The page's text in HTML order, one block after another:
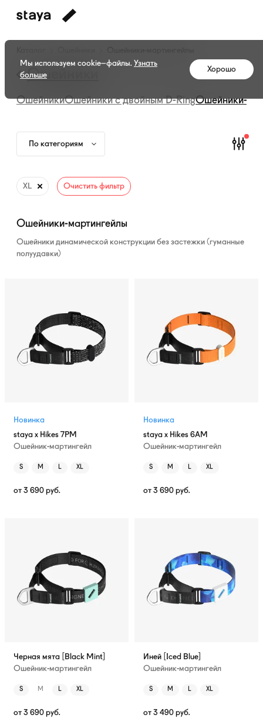
Каталог
амуниции
—
Ошейники-
мартингейлы
Ошейники
ОшейникиОшейники с двойнымD-RingОшейники-
По категориям
XL Очистить фильтр
Ошейники-мартингейлы
Ошейники динамической конструкции без застежки (гуманные
полуудавки)
Новинка
staya x Hikes 7PM
Ошейник-мартингейл
S M L XL
от 3 690 руб.
Новинка
staya x Hikes 6AM
Ошейник-мартингейл
S M L XL
от 3 690 руб.
Черная мята [Black Mint]
Ошейник-мартингейл
S M L XL
от 3 690 руб.
Иней [Iced Blue]
Ошейник-мартингейл
S M L XL
от 3 490 руб.
Мы используем cookie–файлы. Узнать
больше
Хорошо